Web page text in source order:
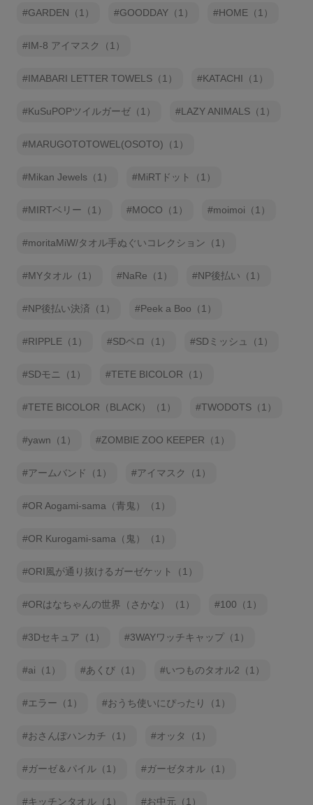
GARDEN（1） GOODDAY（1） HOME（1）
IM-8 アイマスク（1）
IMABARI LETTER TOWELS（1） KATACHI（1）
KuSuPOPツイルガーゼ（1） LAZY ANIMALS（1）
MARUGOTOTOWEL(OSOTO)（1）
Mikan Jewels（1） MiRTドット（1）
MIRTベリー（1） MOCO（1） moimoi（1）
moritaMiW/タオル手ぬぐいコレクション（1）
MYタオル（1） NaRe（1） NP後払い（1）
NP後払い決済（1） Peek a Boo（1）
RIPPLE（1） SDペロ（1） SDミッシュ（1）
SDモニ（1） TETE BICOLOR（1）
TETE BICOLOR（BLACK）（1） TWODOTS（1）
yawn（1） ZOMBIE ZOO KEEPER（1）
アームバンド（1） アイマスク（1）
OR Aogami-sama（青鬼）（1）
OR Kurogami-sama（鬼）（1）
ORI風が通り抜けるガーゼケット（1）
ORはなちゃんの世界（さかな）（1） 100（1）
3Dセキュア（1） 3WAYワッチキャップ（1）
ai（1） あくび（1） いつものタオル2（1）
エラー（1） おうち使いにぴったり（1）
おさんぽハンカチ（1） オッタ（1）
ガーゼ＆パイル（1） ガーゼタオル（1）
キッチンタオル（1） お中元（1）